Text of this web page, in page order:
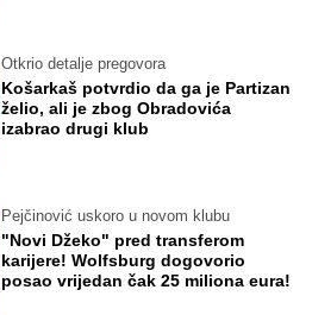
Otkrio detalje pregovora
Košarkaš potvrdio da ga je Partizan
želio, ali je zbog Obradovića
izabrao drugi klub
Pejčinović uskoro u novom klubu
"Novi Džeko" pred transferom
karijere! Wolfsburg dogovorio
posao vrijedan čak 25 miliona eura!